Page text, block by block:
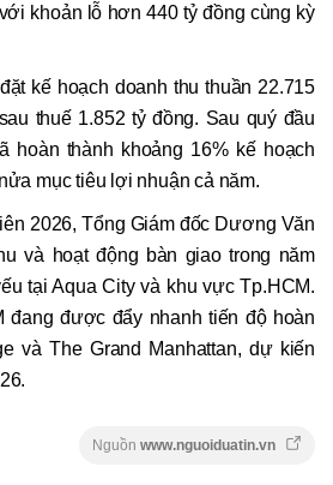
khoản lỗ hơn 440 tỷ đồng cùng kỳ
kế hoạch doanh thu thuần 22.715
thuế 1.852 tỷ đồng. Sau quý đầu
hoàn thành khoảng 16% kế hoạch
mục tiêu lợi nhuận cả năm.
2026, Tổng Giám đốc Dương Văn
và hoạt động bàn giao trong năm
tại Aqua City và khu vực Tp.HCM.
đang được đẩy nhanh tiến độ hoàn
và The Grand Manhattan, dự kiến
Nguồn www.nguoiduatin.vn